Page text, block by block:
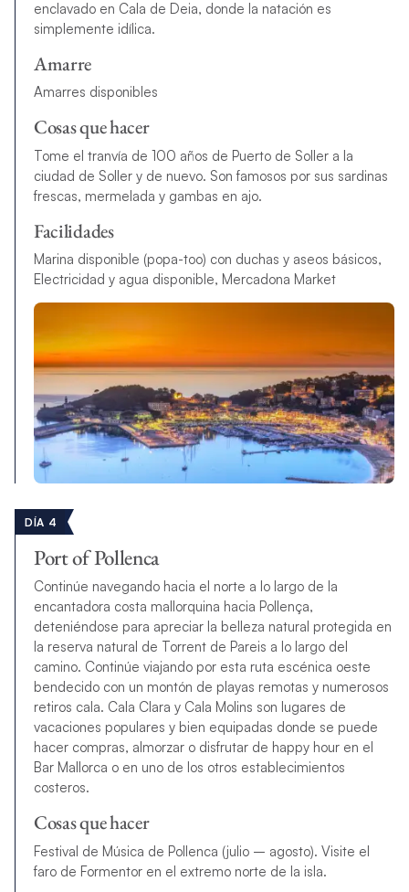
enclavado en Cala de Deia, donde la natación es
simplemente idílica.
Amarre
Amarres disponibles
Cosas que hacer
Tome el tranvía de 100 años de Puerto de Soller a la
ciudad de Soller y de nuevo. Son famosos por sus sardinas
frescas, mermelada y gambas en ajo.
Facilidades
Marina disponible (popa-too) con duchas y aseos básicos,
Electricidad y agua disponible, Mercadona Market
DÍA 4
Port of Pollenca
Continúe navegando hacia el norte a lo largo de la
encantadora costa mallorquina hacia Pollença,
deteniéndose para apreciar la belleza natural protegida en
la reserva natural de Torrent de Pareis a lo largo del
camino. Continúe viajando por esta ruta escénica oeste
bendecido con un montón de playas remotas y numerosos
retiros cala. Cala Clara y Cala Molins son lugares de
vacaciones populares y bien equipadas donde se puede
hacer compras, almorzar o disfrutar de happy hour en el
Bar Mallorca o en uno de los otros establecimientos
costeros.
Cosas que hacer
Festival de Música de Pollenca (julio – agosto). Visite el
faro de Formentor en el extremo norte de la isla.